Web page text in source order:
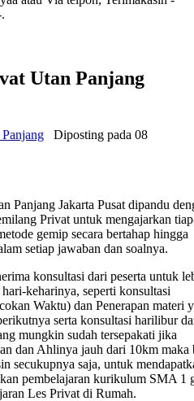
Utan Panjang
Diposting pada 08
Panjang Jakarta Pusat dipandu
Privat untuk mengajarkan
gemip secara bertahap hingga
setiap jawaban dan soalnya.
konsultasi dari peserta untuk
keharinya, seperti konsultasi
Waktu) dan Penerapan materi
serta konsultasi harilibur
mungkin sudah tersepakati jika
dan Ahlinya jauh dari 10km maka
secukupnya saja, untuk
pembelajaran kurikulum SMA 1
Les Privat di Rumah.